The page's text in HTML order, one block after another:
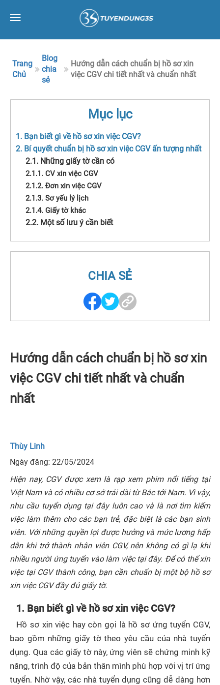
Toggle
Trang
Chủ
Blog
chia
sẻ
Hướng dẫn cách chuẩn bị hồ sơ xin
việc CGV chi tiết nhất và chuẩn nhất
Mục lục
1. Bạn biết gì về hồ sơ xin việc CGV?
2. Bí quyết chuẩn bị hồ sơ xin việc CGV ấn tượng nhất
2.1. Những giấy tờ cần có
2.1.1. CV xin việc CGV
2.1.2. Đơn xin việc CGV
2.1.3. Sơ yếu lý lịch
2.1.4. Giấy tờ khác
2.2. Một số lưu ý cần biết
CHIA SẺ
Hướng dẫn cách chuẩn bị hồ sơ xin
việc CGV chi tiết nhất và chuẩn
nhất
Thùy Linh
Ngày đăng: 22/05/2024
Hiện nay, CGV được xem là rạp xem phim nổi tiếng tại
Việt Nam và có nhiều cơ sở trải dài từ Bắc tới Nam. Vì vậy,
nhu cầu tuyển dụng tại đây luôn cao và là nơi tìm kiếm
việc làm thêm cho các bạn trẻ, đặc biệt là các bạn sinh
viên. Với những quyền lợi được hưởng và mức lương hấp
dẫn khi trở thành nhân viên CGV, nên không có gì lạ khi
nhiều người ứng tuyển vào làm việc tại đây. Để có thể xin
việc tại CGV thành công, bạn cần chuẩn bị một bộ hồ sơ
xin việc CGV đầy đủ giấy tờ.
1. Bạn biết gì về hồ sơ xin việc CGV?
Hồ sơ xin việc hay còn gọi là hồ sơ ứng tuyển CGV,
bao gồm những giấy tờ theo yêu cầu của nhà tuyển
dụng. Qua các giấy tờ này, ứng viên sẽ chứng minh kỹ
năng, trình độ của bản thân mình phù hợp với vị trí ứng
tuyển. Nhờ vậy, các nhà tuyển dụng cũng dễ dàng hơn